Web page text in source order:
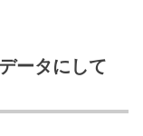
ータにして